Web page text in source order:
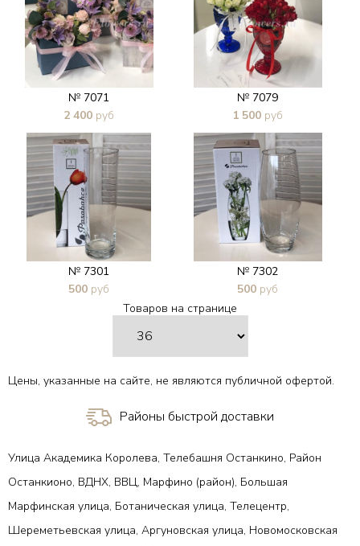
№ 7071
2 400 руб
В 1 клик
№ 7079
1 500 руб
В 1 клик
№ 7301
500 руб
№ 7302
500 руб
В 1 клик
Товаров на странице
Цены, указанные на сайте, не являются публичной офертой.
Районы быстрой доставки
Улица Академика Королева, Телебашня Останкино, Район
Останкионо, ВДНХ, ВВЦ, Марфино (район), Большая
Марфинская улица, Ботаническая улица, Телецентр,
Шереметьевская улица, Аргуновская улица, Новомосковская